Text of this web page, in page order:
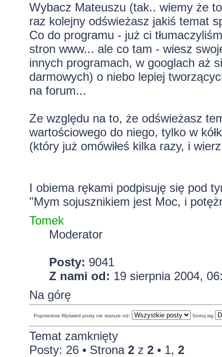
Wybacz Mateuszu (tak.. wiemy że
raz kolejny odświeżasz jakiś temat
Co do programu - już ci
stron www... ale co tam - wiesz
innych programach, w googlach aż
darmowych) o niebo lepiej
na forum...
Ze względu na to, że odświeżasz
wartościowego do niego, tylko w
(który już omówiłeś kilka razy, i
I obiema rękami podpisuję się pod
"Mym sojusznikiem jest Moc, i
Tomek
Moderator
Posty: 9041
Z nami od: 19 sierpnia 2004,
Na górę
Poprzednia Wyświetl posty nie starsze niż: Sortuj wg
Temat zamknięty
Posty: 26 • Strona 2z 2• 1, 2